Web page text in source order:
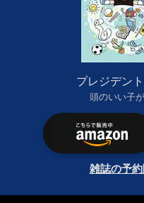
プレジデン
頭のいい子
雑誌の予